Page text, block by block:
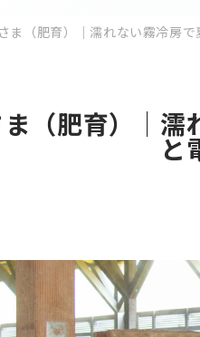
ま（肥育）｜濡れない霧冷房
ま（肥育）｜
と